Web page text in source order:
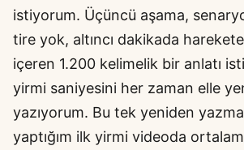
istiyorum. Üçüncü aşama,
tire yok, altıncı dakikada
içeren 1.200 kelimelik bir anlatı
yirmi saniyesini her zaman elle
yazıyorum. Bu tek yeniden
yaptığım ilk yirmi videoda